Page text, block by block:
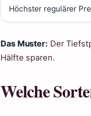
Höchster regulärer
Das Muster: Der
Hälfte sparen.
Welche